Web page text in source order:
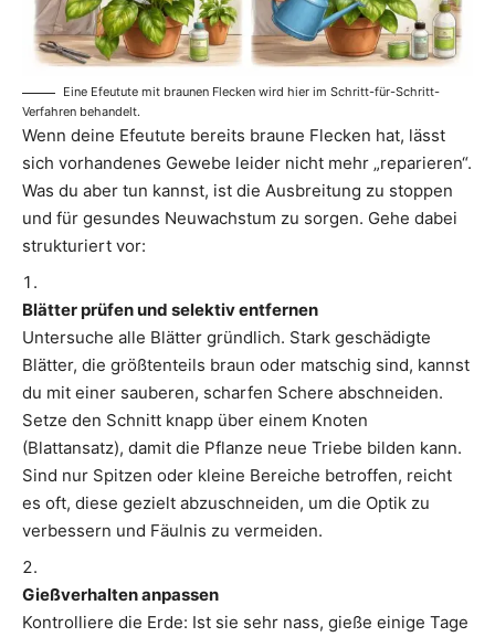
Eine Efeutute mit braunen Flecken wird hier im Schritt-für-Schritt-
Verfahren behandelt.
Wenn deine Efeutute bereits braune Flecken hat, lässt
sich vorhandenes Gewebe leider nicht mehr „reparieren“.
Was du aber tun kannst, ist die Ausbreitung zu stoppen
und für gesundes Neuwachstum zu sorgen. Gehe dabei
strukturiert vor:
Blätter prüfen und selektiv entfernen
Untersuche alle Blätter gründlich. Stark geschädigte
Blätter, die größtenteils braun oder matschig sind, kannst
du mit einer sauberen, scharfen Schere abschneiden.
Setze den Schnitt knapp über einem Knoten
(Blattansatz), damit die Pflanze neue Triebe bilden kann.
Sind nur Spitzen oder kleine Bereiche betroffen, reicht
es oft, diese gezielt abzuschneiden, um die Optik zu
verbessern und Fäulnis zu vermeiden.
Gießverhalten anpassen
Kontrolliere die Erde: Ist sie sehr nass, gieße einige Tage